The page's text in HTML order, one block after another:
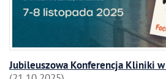
Jubileuszowa Konferencja Kliniki w